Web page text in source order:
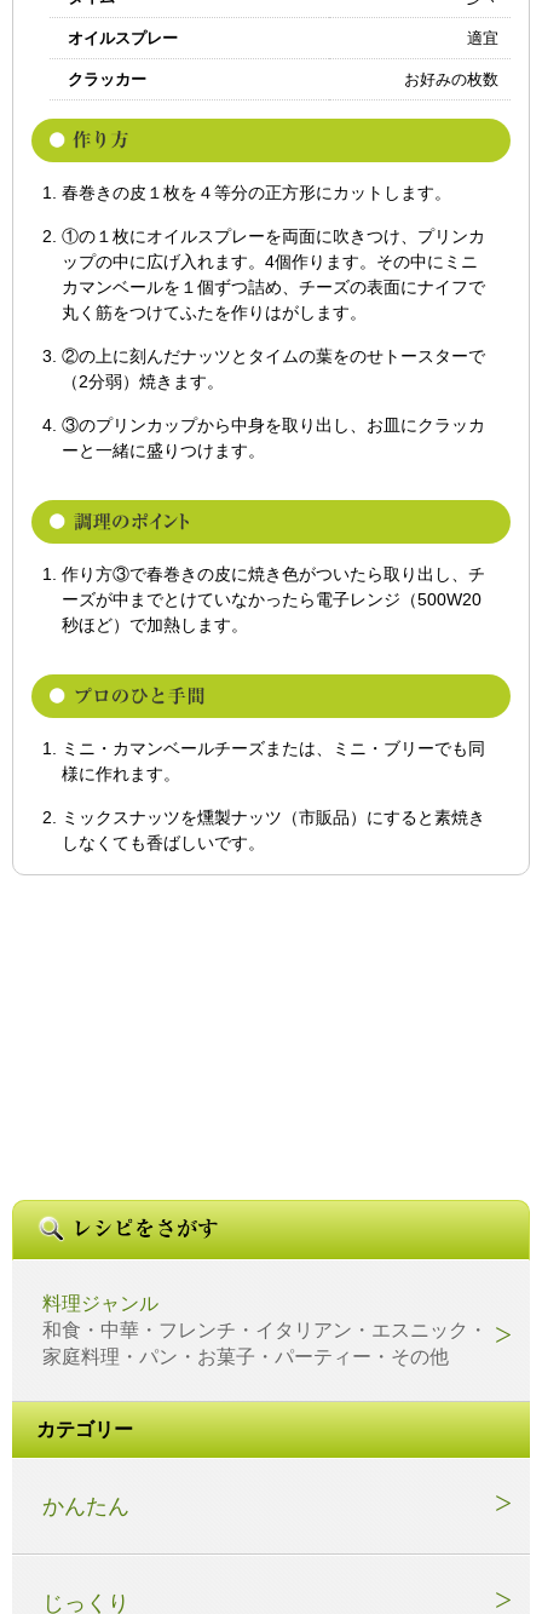
オイルスプレー 適宜
クラッカー お好みの枚数
春巻きの皮１枚を４等分の正方形にカットします。
①の１枚にオイルスプレーを両面に吹きつけ、プリンカ
ップの中に広げ入れます。4個作ります。その中にミニ
カマンベールを１個ずつ詰め、チーズの表面にナイフで
丸く筋をつけてふたを作りはがします。
②の上に刻んだナッツとタイムの葉をのせトースターで
（2分弱）焼きます。
③のプリンカップから中身を取り出し、お皿にクラッカ
ーと一緒に盛りつけます。
作り方③で春巻きの皮に焼き色がついたら取り出し、チ
ーズが中までとけていなかったら電子レンジ（500W20
秒ほど）で加熱します。
ミニ・カマンベールチーズまたは、ミニ・ブリーでも同
様に作れます。
ミックスナッツを燻製ナッツ（市販品）にすると素焼き
しなくても香ばしいです。
料理ジャンル
和食・中華・フレンチ・イタリアン・エスニック・
家庭料理・パン・お菓子・パーティー・その他
カテゴリー
かんたん
じっくり